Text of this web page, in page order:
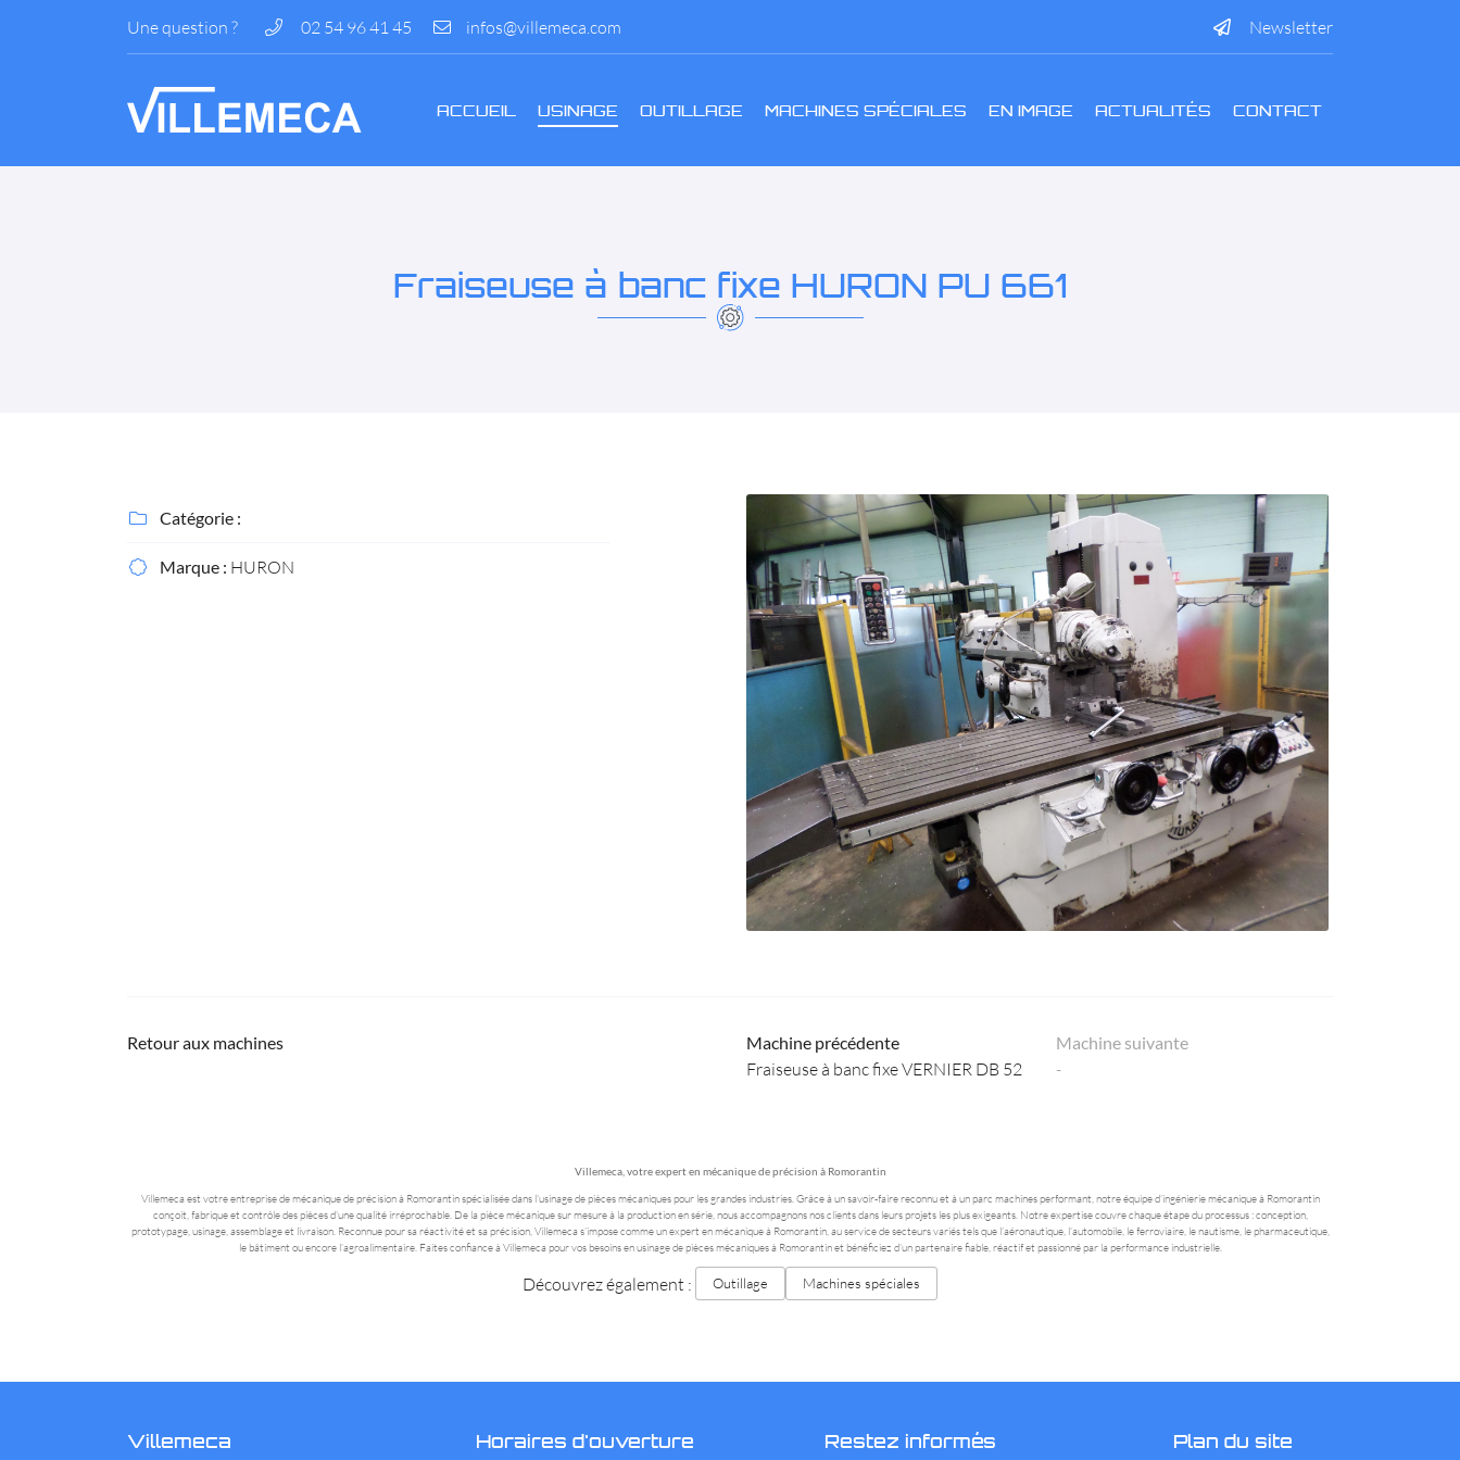
Une question ? 02 54 96 41 45 Newsletter
ACCUEIL USINAGE OUTILLAGE MACHINES SPÉCIALES EN IMAGE ACTUALITÉS CONTACT
ZI La Bézardière
02 54 96 41 45
Fraiseuse à banc fixe HURON PU 661
 Catégorie :
 Marque : HURON
Retour aux machines
Machine précédente
Fraiseuse à banc fixe VERNIER DB 52
Machine suivante
-
Villemeca, votre expert en mécanique de précision à Romorantin
Villemeca est votre entreprise de mécanique de précision à Romorantin spécialisée dans l’usinage de pièces mécaniques pour les grandes industries. Grâce à un savoir-faire reconnu et à un parc machines performant, notre équipe d’ingénierie mécanique à Romorantin
conçoit, fabrique et contrôle des pièces d’une qualité irréprochable. De la pièce mécanique sur mesure à la production en série, nous accompagnons nos clients dans leurs projets les plus exigeants. Notre expertise couvre chaque étape du processus : conception,
prototypage, usinage, assemblage et livraison. Reconnue pour sa réactivité et sa précision, Villemeca s’impose comme un expert en mécanique à Romorantin, au service de secteurs variés tels que l’aéronautique, l’automobile, le ferroviaire, le nautisme, le pharmaceutique,
le bâtiment ou encore l’agroalimentaire. Faites confiance à Villemeca pour vos besoins en usinage de pièces mécaniques à Romorantin et bénéficiez d’un partenaire fiable, réactif et passionné par la performance industrielle.
Découvrez également : Outillage Machines spéciales
Villemeca Horaires d'ouverture Restez informés Plan du site